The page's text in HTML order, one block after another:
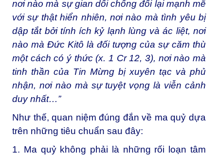
nơi nào mà sự gian dối chống đối lại mạnh mẽ
với sự thật hiển nhiên, nơi nào mà tình yêu bị
dập tắt bởi tính ích kỷ lạnh lùng và ác liệt, nơi
nào mà Ðức Kitô là đối tượng của sự căm thù
một cách có ý thức (x. 1 Cr 12, 3), nơi nào mà
tinh thần của Tin Mừng bị xuyên tạc và phủ
nhận, nơi nào mà sự tuyệt vọng là viễn cảnh
duy nhất…”
Như thế, quan niệm đúng đắn về ma quỷ dựa
trên những tiêu chuẩn sau đây:
1. Ma quỷ không phải là những rối loạn tâm